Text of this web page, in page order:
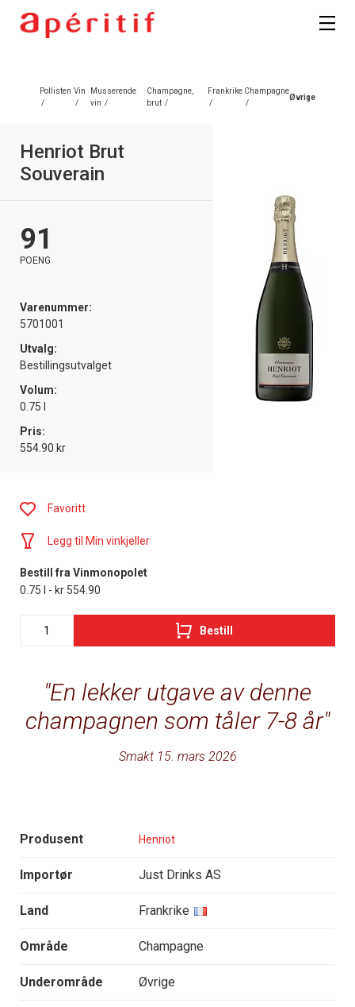
Pollisten
/
Vin
/
Musserende
vin /
Champagne,
brut /
Frankrike
/
Champagne
/
Øvrige
Henriot Brut
Souverain
91
POENG
Varenummer:
5701001
Utvalg:
Bestillingsutvalget
Volum:
0.75 l
Pris:
554.90 kr
En lekker utgave av denne
champagnen som tåler 7-8 år
Smakt 15. mars 2026
Produsent Henriot
Importør Just Drinks AS
Land Frankrike
Område Champagne
Underområde Øvrige
Favoritt
Legg til Min vinkjeller
Bestill fra Vinmonopolet
0.75 l - kr 554.90
Bestill